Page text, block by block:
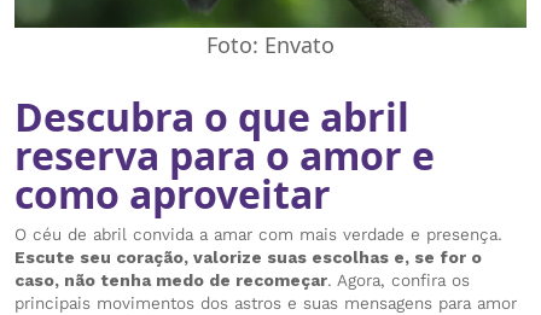
Foto: Envato
Descubra o que abril
reserva para o amor e
como aproveitar
O céu de abril convida a amar com mais verdade e presença.
Escute seu coração, valorize suas escolhas e, se for o
caso, não tenha medo de recomeçar. Agora, confira os
principais movimentos dos astros e suas mensagens para amor